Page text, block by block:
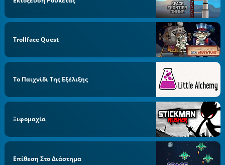
Trollface Quest
Το Παιχνίδι Της Εξέλιξης
Ξιφομαχία
Επίθεση Στο Διάστημα